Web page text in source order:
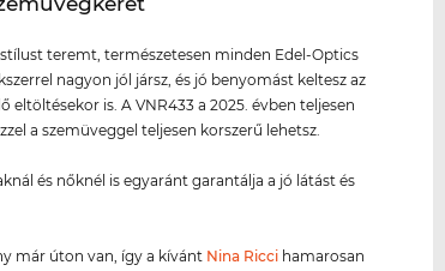
teremt, természetesen minden Edel-Optics
nagyon jól jársz, és jó benyomást keltesz az
eltöltésekor is. A VNR433 a 2025. évben teljesen
a szemüveggel teljesen korszerű lehetsz.
és nőknél is egyaránt garantálja a jó látást és
már úton van, így a kívánt Nina Ricci hamarosan